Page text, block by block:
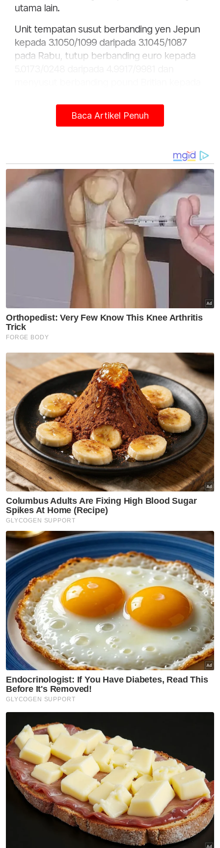
utama lain.
Unit tempatan susut berbanding yen Jepun
kepada 3.1050/1099 daripada 3.1045/1087
pada Rabu, tutup berbanding euro kepada
sebelumnya.
Ringgit juga diniagakan rendah berbanding
mata wang negara-negara ASEAN lain.
Ia susut berbanding dolar Singapura kepada
3.4563/4617 daripada 3.4493/4540 pada
Rabu dan turun berbanding baht Thai
Unit tempatan juga jatuh berbanding peso
Filipina kepada 8.39/8.41 daripada 8.35/8.37
dan susut berbanding rupiah Indonesia
kepada 299.5/300.1 daripada 298.9/299.5. -
Bernama
Artikel Berkaitan:
Ringgit ditutup rendah berbanding dolar AS
Ringgit ditutup rendah berbanding dolar AS
Ringgit ditutup rendah berbanding dolar AS
Muat turun aplikasi Sinar Harian.Klik di sini!
Ringgit
Artikel Disyorkan
BISNES
Pelaburan institusi berbeza
dengan Individu
Baca Artikel Penuh